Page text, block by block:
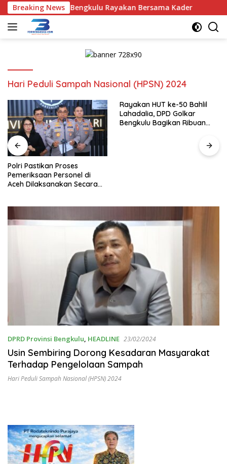
Langsung
ke
konten
Breaking News
DPD Golkar Bengkulu Rayakan Bersama Kader
Hari Peduli Sampah Nasional (HPSN) 2024
Polri Pastikan Proses
Pemeriksaan Personel di
Aceh Dilaksanakan Secara
Rayakan HUT ke-50 Bahlil
Lahadalia, DPD Golkar
Bengkulu Bagikan Ribuan
DPRD Provinsi Bengkulu, HEADLINE 23/02/2024
Usin Sembiring Dorong Kesadaran Masyarakat
Terhadap Pengelolaan Sampah
Hari Peduli Sampah Nasional (HPSN) 2024